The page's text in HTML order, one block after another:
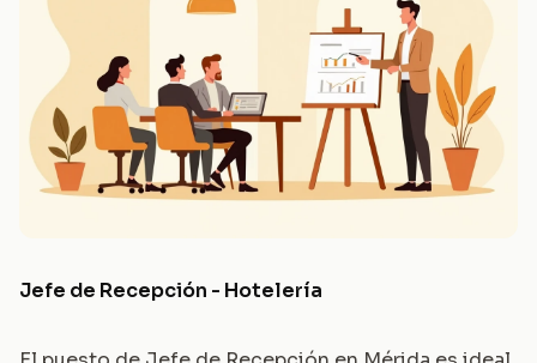
Jefe de Recepción - Hotelería